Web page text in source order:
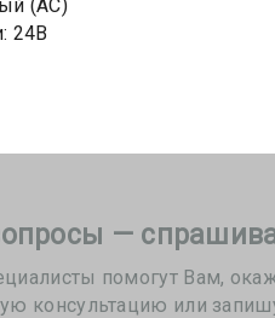
(AC)
24В
—
помогут Вам,
консультацию или